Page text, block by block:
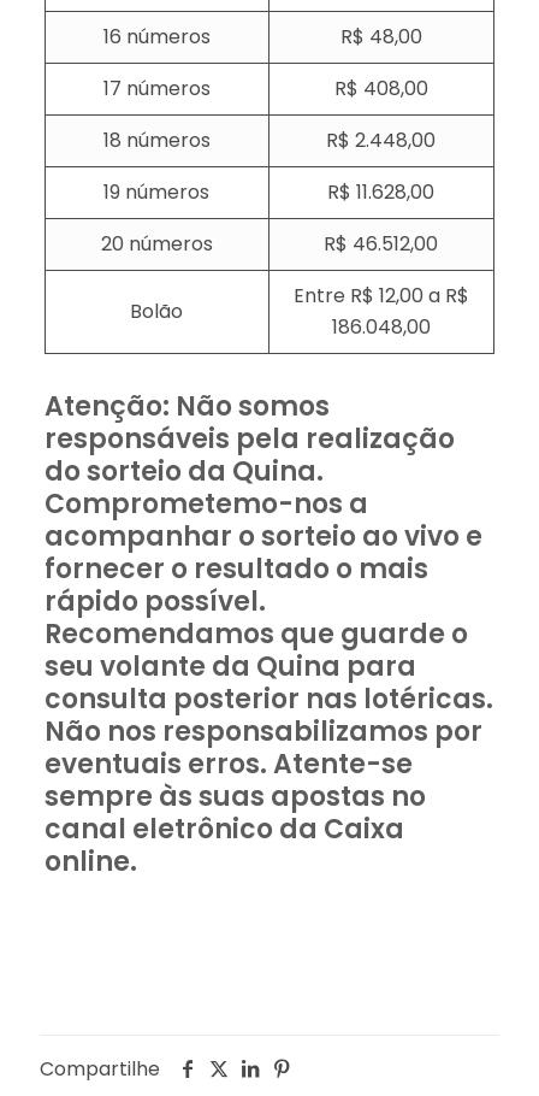
16 números
R$ 48,00
17 números
R$ 408,00
18 números
R$ 2.448,00
19 números
R$ 11.628,00
20 números
R$ 46.512,00
Bolão
Entre R$ 12,00 a R$
186.048,00
Atenção: Não somos
responsáveis pela realização
do sorteio da Quina.
Comprometemo-nos a
acompanhar o sorteio ao vivo e
fornecer o resultado o mais
rápido possível.
Recomendamos que guarde o
seu volante da Quina para
consulta posterior nas lotéricas.
Não nos responsabilizamos por
eventuais erros. Atente-se
sempre às suas apostas no
canal eletrônico da Caixa
online.
Compartilhe